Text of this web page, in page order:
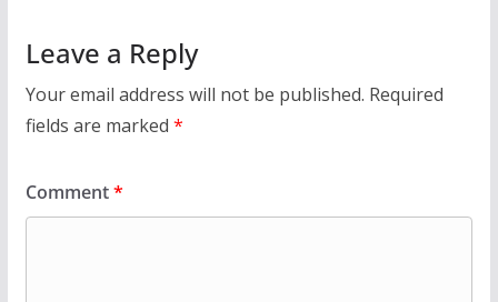
Leave a Reply
Your email address will not be published. Required
fields are marked *
Comment*